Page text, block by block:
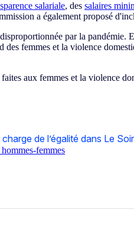
salariale, des salaires
a également proposé
par la
femmes et la violence
aux femmes et la violence
de l’égalité dans Le Soir
femmes